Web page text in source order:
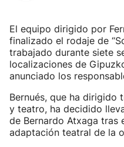
El equipo dirigido por
finalizado el rodaje de
trabajado durante siete
localizaciones de
anunciado los
Bernués, que ha dirigido
y teatro, ha decidido
de Bernardo Atxaga tras
adaptación teatral de la